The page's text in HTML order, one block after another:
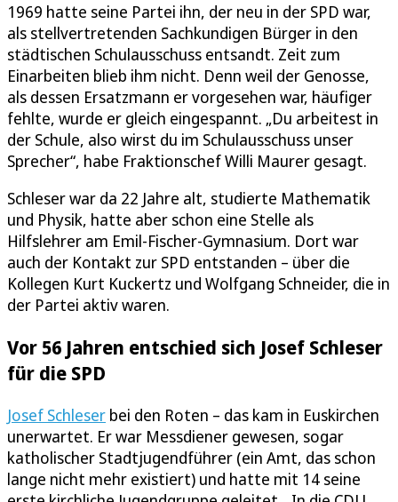
1969 hatte seine Partei ihn, der neu in der SPD war,
als stellvertretenden Sachkundigen Bürger in den
städtischen Schulausschuss entsandt. Zeit zum
Einarbeiten blieb ihm nicht. Denn weil der Genosse,
als dessen Ersatzmann er vorgesehen war, häufiger
fehlte, wurde er gleich eingespannt. „Du arbeitest in
der Schule, also wirst du im Schulausschuss unser
Sprecher“, habe Fraktionschef Willi Maurer gesagt.
Schleser war da 22 Jahre alt, studierte Mathematik
und Physik, hatte aber schon eine Stelle als
Hilfslehrer am Emil-Fischer-Gymnasium. Dort war
auch der Kontakt zur SPD entstanden – über die
Kollegen Kurt Kuckertz und Wolfgang Schneider, die in
der Partei aktiv waren.
Vor 56 Jahren entschied sich Josef Schleser
für die SPD
Josef Schleser bei den Roten – das kam in Euskirchen
unerwartet. Er war Messdiener gewesen, sogar
katholischer Stadtjugendführer (ein Amt, das schon
lange nicht mehr existiert) und hatte mit 14 seine